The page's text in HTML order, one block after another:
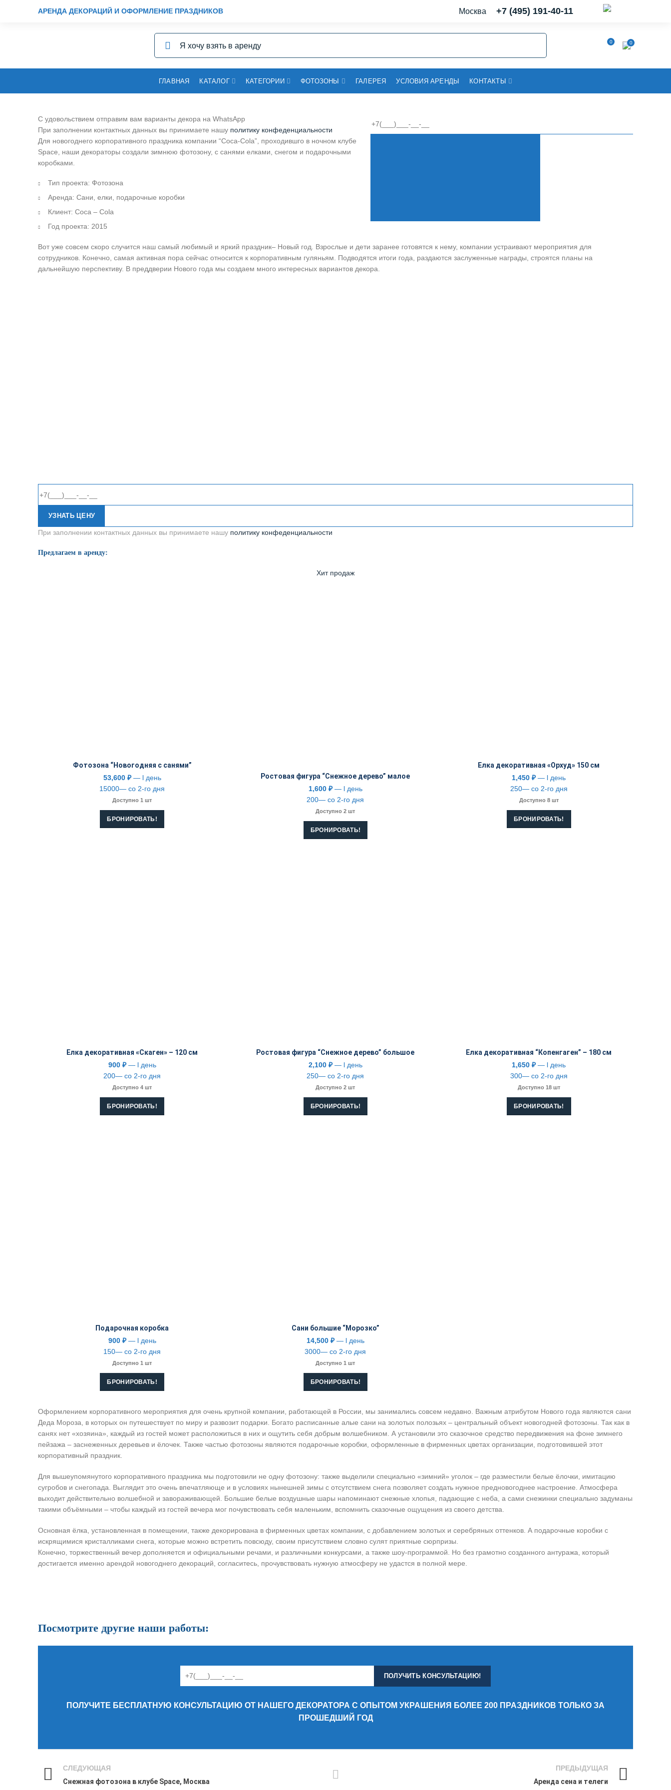
АРЕНДА ДЕКОРАЦИЙ И ОФОРМЛЕНИЕ ПРАЗДНИКОВ Москва +7 (495) 191-40-11
0 0
ГЛАВНАЯ КАТАЛОГ КАТЕГОРИИ ФОТОЗОНЫ ГАЛЕРЕЯ УСЛОВИЯ АРЕНДЫ КОНТАКТЫ
С удовольствием отправим вам варианты декора на WhatsApp
При заполнении контактных данных вы принимаете нашу политику конфеденциальности
Для новогоднего корпоративного праздника компании “Coca-Cola”, проходившго в ночном клубе
Space, наши декораторы создали зимнюю фотозону, с санями елками, снегом и подарочными
коробками.
Тип проекта: Фотозона
Аренда: Сани, елки, подарочные коробки
Клиент: Coca – Cola
Год проекта: 2015
Вот уже совсем скоро случится наш самый любимый и яркий праздник– Новый год. Взрослые и дети заранее готовятся к нему, компании устраивают мероприятия для
сотрудников. Конечно, самая активная пора сейчас относится к корпоративным гуляньям. Подводятся итоги года, раздаются заслуженные награды, строятся планы на
дальнейшую перспективу. В преддверии Нового года мы создаем много интересных вариантов декора.
УЗНАТЬ ЦЕНУ
При заполнении контактных данных вы принимаете нашу политику конфеденциальности
Предлагаем в аренду:
Фотозона “Новогодняя с санями”
53,600 ₽— l день
15000— со 2-го дня
Доступно 1 шт
БРОНИРОВАТЬ!
Хит продаж
Ростовая фигура “Снежное дерево” малое
1,600 ₽— l день
200— со 2-го дня
Доступно 2 шт
БРОНИРОВАТЬ!
Елка декоративная «Орхуд» 150 см
1,450₽— l день
250— со 2-го дня
Доступно 8 шт
БРОНИРОВАТЬ!
Елка декоративная «Скаген» – 120 см
900 ₽— l день
200— со 2-го дня
Доступно 4 шт
БРОНИРОВАТЬ!
Ростовая фигура “Снежное дерево” большое
2,100 ₽— l день
250— со 2-го дня
Доступно 2 шт
БРОНИРОВАТЬ!
Елка декоративная “Копенгаген” – 180 см
1,650₽— l день
300— со 2-го дня
Доступно 18 шт
БРОНИРОВАТЬ!
Подарочная коробка
900 ₽— l день
150— со 2-го дня
Доступно 1 шт
БРОНИРОВАТЬ!
Сани большие “Морозко”
14,500 ₽— l день
3000— со 2-го дня
Доступно 1 шт
БРОНИРОВАТЬ!
Оформлением корпоративного мероприятия для очень крупной компании, работающей в России, мы занимались совсем недавно. Важным атрибутом Нового года являются сани
Деда Мороза, в которых он путешествует по миру и развозит подарки. Богато расписанные алые сани на золотых полозьях – центральный объект новогодней фотозоны. Так как в
санях нет «хозяина», каждый из гостей может расположиться в них и ощутить себя добрым волшебником. А установили это сказочное средство передвижения на фоне зимнего
пейзажа – заснеженных деревьев и ёлочек. Также частью фотозоны являются подарочные коробки, оформленные в фирменных цветах организации, подготовившей этот
корпоративный праздник.
Для вышеупомянутого корпоративного праздника мы подготовили не одну фотозону: также выделили специально «зимний» уголок – где разместили белые ёлочки, имитацию
сугробов и снегопада. Выглядит это очень впечатляюще и в условиях нынешней зимы с отсутствием снега позволяет создать нужное предновогоднее настроение. Атмосфера
выходит действительно волшебной и завораживающей. Большие белые воздушные шары напоминают снежные хлопья, падающие с неба, а сами снежинки специально задуманы
такими объёмными – чтобы каждый из гостей вечера мог почувствовать себя маленьким, вспомнить сказочные ощущения из своего детства.
Основная ёлка, установленная в помещении, также декорирована в фирменных цветах компании, с добавлением золотых и серебряных оттенков. А подарочные коробки с
искрящимися кристалликами снега, которые можно встретить повсюду, своим присутствием словно сулят приятные сюрпризы.
Конечно, торжественный вечер дополняется и официальными речами, и различными конкурсами, а также шоу-программой. Но без грамотно созданного антуража, который
достигается именно арендой новогоднего декораций, согласитесь, прочувствовать нужную атмосферу не удастся в полной мере.
Посмотрите другие наши работы:
ПОЛУЧИТЕ БЕСПЛАТНУЮ КОНСУЛЬТАЦИЮ ОТ НАШЕГО ДЕКОРАТОРА С ОПЫТОМ УКРАШЕНИЯ БОЛЕЕ 200 ПРАЗДНИКОВ ТОЛЬКО ЗА
ПРОШЕДШИЙ ГОД
СЛЕДУЮЩАЯ
Снежная фотозона в клубе Space, Москва
ПРЕДЫДУЩАЯ
Аренда сена и телеги